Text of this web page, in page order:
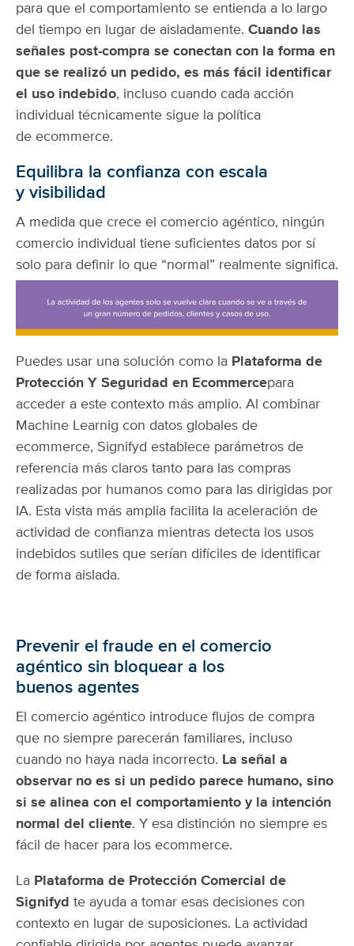
para que el comportamiento se entienda a lo largo
del tiempo en lugar de aisladamente. Cuando las
señales post-compra se conectan con la forma en
que se realizó un pedido, es más fácil identificar
el uso indebido, incluso cuando cada acción
individual técnicamente sigue la política
de ecommerce.
Equilibra la confianza con escala
y visibilidad
A medida que crece el comercio agéntico, ningún
comercio individual tiene suficientes datos por sí
solo para definir lo que “normal” realmente significa.
Puedes usar una solución como la Plataforma de
Protección Y Seguridad en Ecommercepara
acceder a este contexto más amplio. Al combinar
Machine Learnig con datos globales de
ecommerce, Signifyd establece parámetros de
referencia más claros tanto para las compras
realizadas por humanos como para las dirigidas por
IA. Esta vista más amplia facilita la aceleración de
actividad de confianza mientras detecta los usos
indebidos sutiles que serían difíciles de identificar
de forma aislada.
Prevenir el fraude en el comercio
agéntico sin bloquear a los
buenos agentes
El comercio agéntico introduce flujos de compra
que no siempre parecerán familiares, incluso
cuando no haya nada incorrecto. La señal a
observar no es si un pedido parece humano, sino
si se alinea con el comportamiento y la intención
normal del cliente. Y esa distinción no siempre es
fácil de hacer para los ecommerce.
La Plataforma de Protección Comercial de
Signifyd te ayuda a tomar esas decisiones con
contexto en lugar de suposiciones. La actividad